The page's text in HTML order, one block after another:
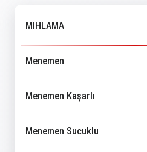
MIHLAMA
Menemen
Menemen Kaşarlı
Menemen Sucuklu